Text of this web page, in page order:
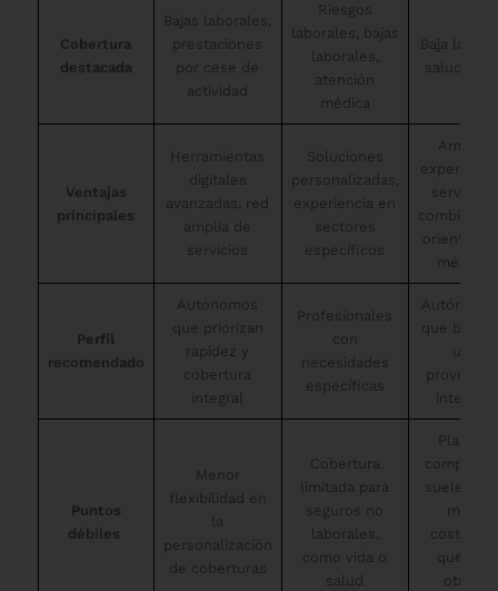
Cobertura
destacada
Bajas laborales,
prestaciones
por cese de
actividad
Riesgos
laborales, bajas
laborales,
atención
médica
Baja
salud, vida
Ventajas
principales
Herramientas
digitales
avanzadas, red
amplia de
servicios
Soluciones
personalizadas,
experiencia en
sectores
específicos
Amplia
servicios
médica
Perfil
recomendado
Autónomos
que priorizan
rapidez y
cobertura
integral
Profesionales
con
necesidades
específicas
que
un
proveedor
integral
Puntos
débiles
Menor
flexibilidad en
la
personalización
de coberturas
Cobertura
limitada para
seguros no
laborales,
como vida o
salud
Planes
completos
suelen ser
más
costosos
que en
otras